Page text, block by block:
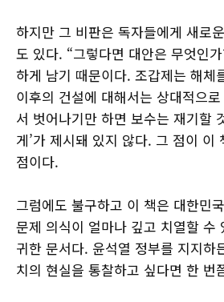
하지만 그 비판은 독자들에게 새로
도 있다. “그렇다면 대안은 무엇인
하게 남기 때문이다. 조갑제는 해체
이후의 건설에 대해서는 상대적으
서 벗어나기만 하면 보수는 재기할
게’가 제시돼 있지 않다. 그 점이 이
점이다.
그럼에도 불구하고 이 책은 대한민
문제 의식이 얼마나 깊고 치열할 수
귀한 문서다. 윤석열 정부를 지지하
치의 현실을 통찰하고 싶다면 한 번